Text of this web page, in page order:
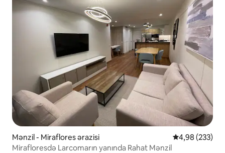
Mənzil - Miraflores ərazisi Ortalama
4,98 (233)
Mirafloresdə Larcomarın yanında Rahat Mənzil